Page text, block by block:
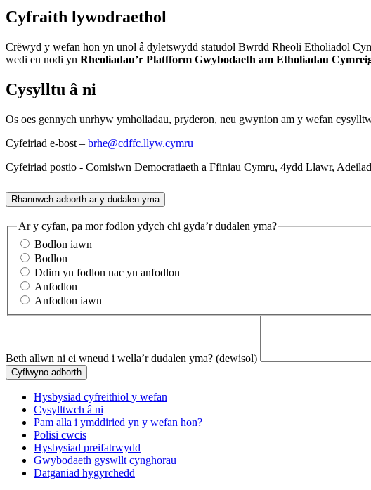
Cyfraith lywodraethol
Crëwyd y wefan hon yn unol â dyletswydd statudol Bwrdd Rheoli Etholiadol
wedi eu nodi yn Rheoliadau’r Platfform Gwybodaeth am Etholiadau
Cysylltu â ni
Os oes gennych unrhyw ymholiadau, pryderon, neu gwynion am y wefan
Cyfeiriad e-bost – brhe@cdffc.llyw.cymru
Cyfeiriad postio - Comisiwn Democratiaeth a Ffiniau Cymru, 4ydd Llawr,
Rhannwch adborth ar y dudalen yma
Ar y cyfan, pa mor fodlon ydych chi gyda’r dudalen yma?
Bodlon iawn
Bodlon
Ddim yn fodlon nac yn anfodlon
Anfodlon
Anfodlon iawn
Beth allwn ni ei wneud i wella’r dudalen yma? (dewisol)
Hysbysiad cyfreithiol y wefan
Cysylltwch â ni
Pam alla i ymddiried yn y wefan hon?
Polisi cwcis
Hysbysiad preifatrwydd
Gwybodaeth gyswllt cynghorau
Datganiad hygyrchedd